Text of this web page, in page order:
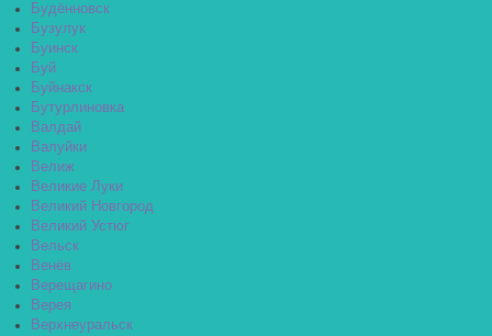
Будённовск
Бузулук
Буинск
Буй
Буйнакск
Бутурлиновка
Валдай
Валуйки
Велиж
Великие Луки
Великий Новгород
Великий Устюг
Вельск
Венёв
Верещагино
Верея
Верхнеуральск